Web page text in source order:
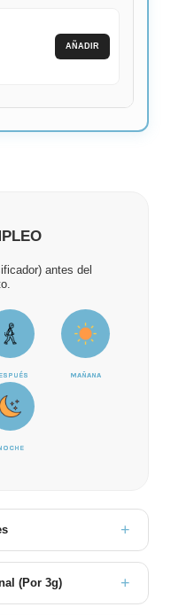
antes del
MAÑANA
(Por 3g)
AÑADIR